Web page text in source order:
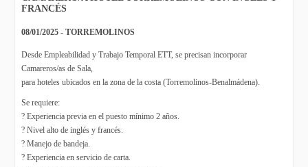
FRANCÉS
08/01/2025 - TORREMOLINOS
Desde Empleabilidad y Trabajo Temporal ETT, se precisan incorporar
Camareros/as de Sala,
para hoteles ubicados en la zona de la costa (Torremolinos-Benalmádena).
Se requiere:
? Experiencia previa en el puesto mínimo 2 años.
? Nivel alto de inglés y francés.
? Manejo de bandeja.
? Experiencia en servicio de carta.